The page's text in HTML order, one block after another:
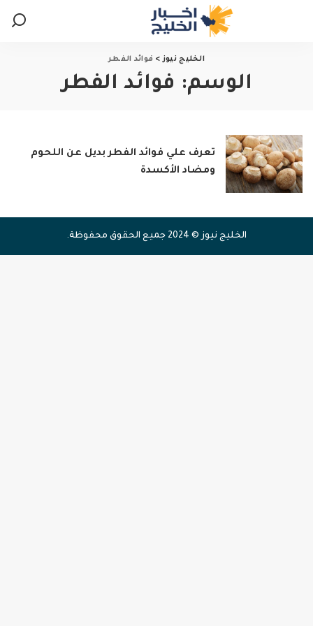
الخليج نيوز> فوائد الفطر
الوسم: فوائد الفطر
تعرف علي فوائد الفطر بديل عن اللحوم
ومضاد الأكسدة
الخليج نيوز © 2024 جميع الحقوق محفوظة.